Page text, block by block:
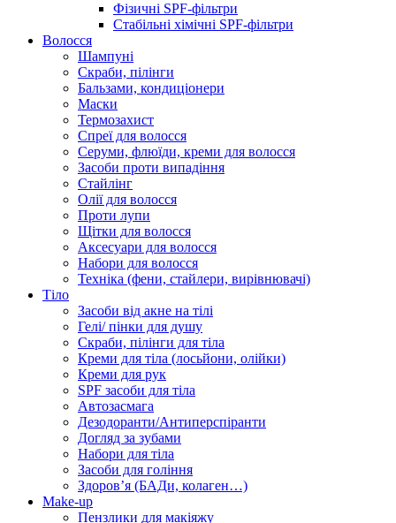
Фізичні SPF-фільтри
Стабільні хімічні SPF-фільтри
Волосся
Шампуні
Скраби, пілінги
Бальзами, кондиціонери
Маски
Термозахист
Спреї для волосся
Серуми, флюїди, креми для волосся
Засоби проти випадіння
Стайлінг
Олії для волосся
Проти лупи
Щітки для волосся
Аксесуари для волосся
Набори для волосся
Техніка (фени, стайлери, вирівнювачі)
Тіло
Засоби від акне на тілі
Гелі/ пінки для душу
Скраби, пілінги для тіла
Креми для тіла (лосьйони, олійки)
Креми для рук
SPF засоби для тіла
Автозасмага
Дезодоранти/Антиперспіранти
Догляд за зубами
Набори для тіла
Засоби для гоління
Здоровʼя (БАДи, колаген…)
Make-up
Пензлики для макіяжу